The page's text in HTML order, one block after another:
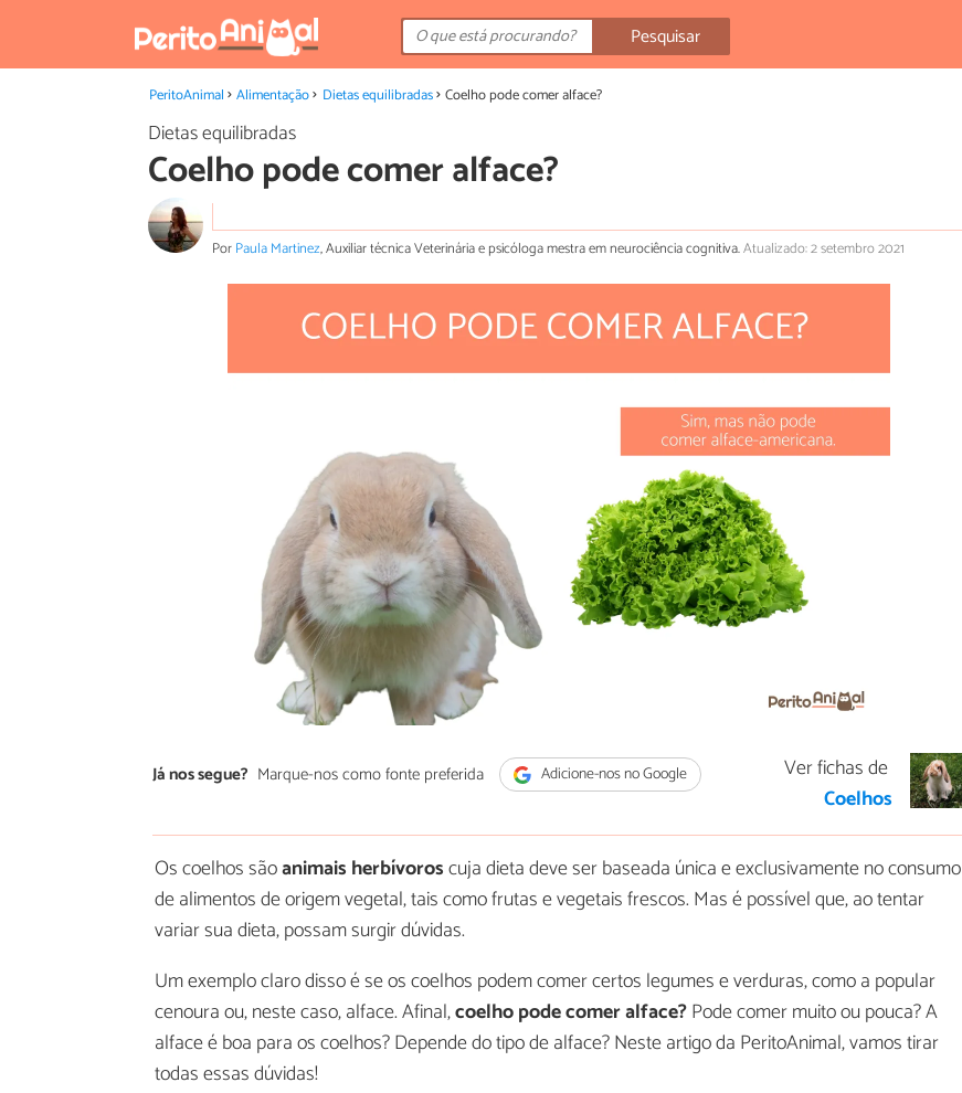
Pesquisar
PeritoAnimal Alimentação Dietas equilibradas Coelho pode comer alface?
Dietas equilibradas
Coelho pode comer alface?
PorPaula Martinez, Auxiliar técnica Veterinária e psicóloga mestra em neurociência cognitiva.Atualizado: 2 setembro 2021
Já nos segue? Marque-nos como fonte preferida Adicione-nos no Google
Ver fichas de
Coelhos
Os coelhos sãoanimais herbívoroscuja dieta deve ser baseada única e exclusivamente no consumo
de alimentos de origem vegetal, tais como frutas e vegetais frescos. Mas é possível que, ao tentar
variar sua dieta, possam surgir dúvidas.
Um exemplo claro disso é se os coelhos podem comer certos legumes e verduras, como a popular
cenoura ou, neste caso, alface. Afinal,coelho pode comer alface?Pode comer muito ou pouca? A
alface é boa para os coelhos? Depende do tipo de alface? Neste artigo da PeritoAnimal, vamos tirar
todas essas dúvidas!